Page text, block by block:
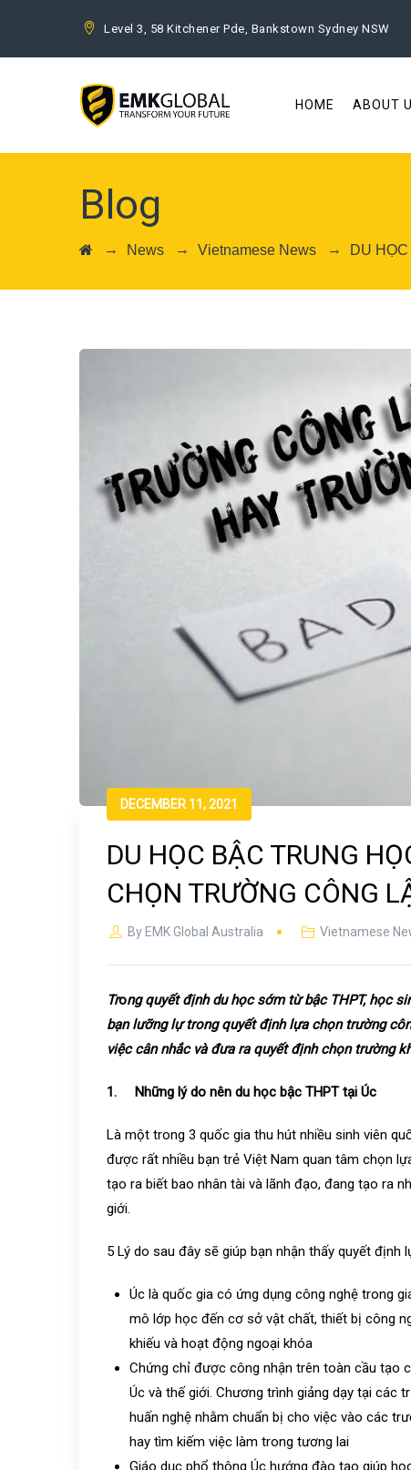
Level 3, 58 Kitchener Pde, Bankstown Sydney NSW
HOME ABOUT
Blog
→ News → Vietnamese News → DU
DECEMBER 11, 2021
DU HỌC BẬC TRUNG
CHỌN TRƯỜNG CÔNG
By EMK Global Australia Vietnamese
Trong quyết định du học sớm từ bậc THPT, học
bạn lưỡng lự trong quyết định lựa chọn trường
việc cân nhắc và đưa ra quyết định chọn trường
1. Những lý do nên du học bậc THPT tại Úc
Là một trong 3 quốc gia thu hút nhiều sinh viên
được rất nhiều bạn trẻ Việt Nam quan tâm chọn
tạo ra biết bao nhân tài và lãnh đạo, đang tạo ra
giới.
5 Lý do sau đây sẽ giúp bạn nhận thấy quyết
Úc là quốc gia có ứng dụng công nghệ trong
mô lớp học đến cơ sở vật chất, thiết bị công
khiếu và hoạt động ngoại khóa
Chứng chỉ được công nhận trên toàn cầu tạo
Úc và thế giới. Chương trình giảng dạy tại các
huấn nghệ nhằm chuẩn bị cho việc vào các
hay tìm kiếm việc làm trong tương lai
Giáo dục phổ thông Úc hướng đào tạo giúp